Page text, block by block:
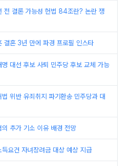
전 결론 가능성 헌법 84조란? 논란 쟁
결혼 3년 만에 파경 프로필 인스타
대선 후보 사퇴 민주당 후보 교체 가능
위반 유죄취지 파기환송 민주당과 대
추가 기소 이유 배경 전망
요건 자녀장려금 대상 예상 지급